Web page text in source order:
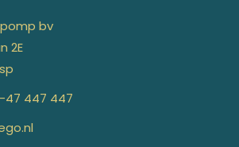
bv
2E
47 447 447